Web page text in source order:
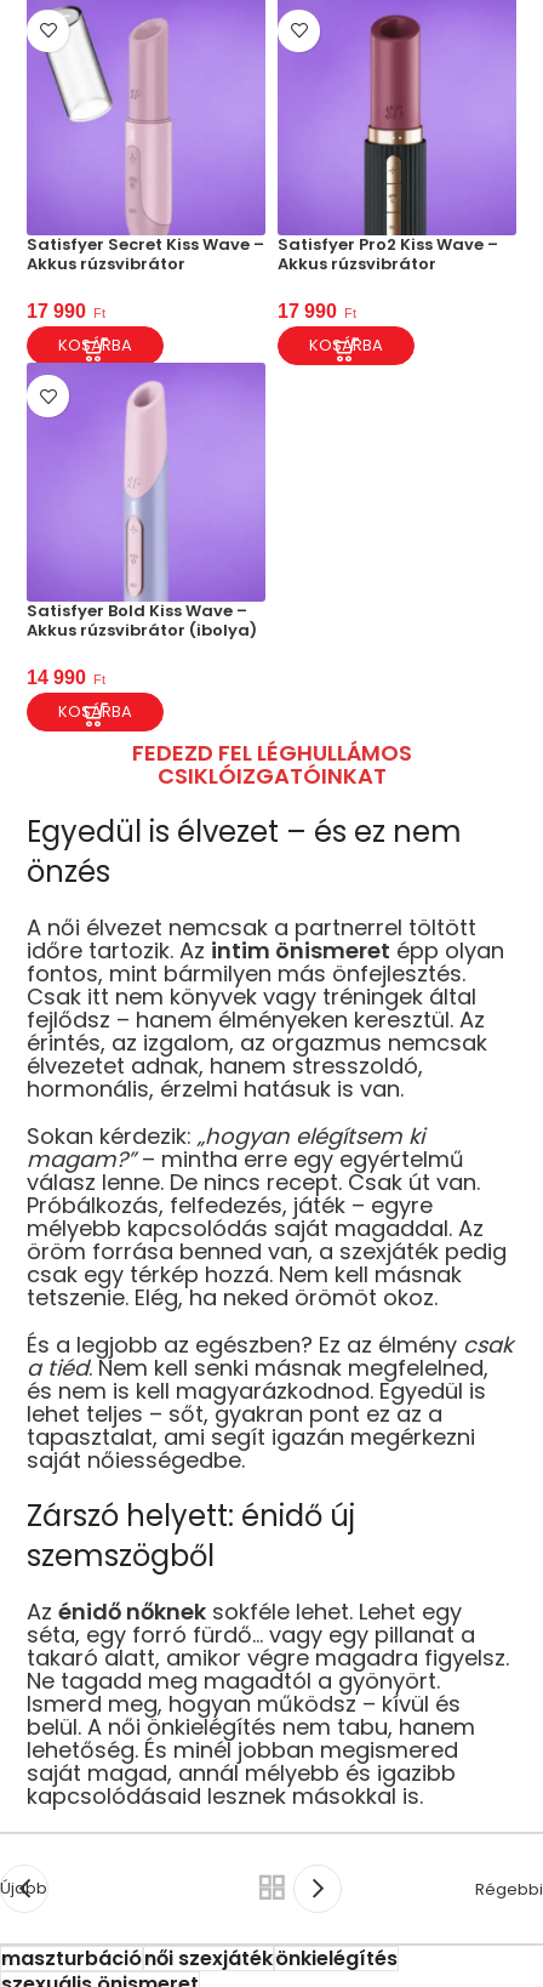
Satisfyer Secret Kiss Wave –
Akkus rúzsvibrátor
17 990 Ft
KOSÁRBA
Satisfyer Pro2 Kiss Wave –
Akkus rúzsvibrátor
17 990 Ft
KOSÁRBA
Satisfyer Bold Kiss Wave –
Akkus rúzsvibrátor (ibolya)
14 990 Ft
KOSÁRBA
FEDEZD FEL LÉGHULLÁMOS
CSIKLÓIZGATÓINKAT
Egyedül is élvezet – és ez nem
önzés
A női élvezet nemcsak a partnerrel töltött
időre tartozik. Az intim önismeret épp olyan
fontos, mint bármilyen más önfejlesztés.
Csak itt nem könyvek vagy tréningek által
fejlődsz – hanem élményeken keresztül. Az
érintés, az izgalom, az orgazmus nemcsak
élvezetet adnak, hanem stresszoldó,
hormonális, érzelmi hatásuk is van.
Sokan kérdezik:„hogyan elégítsem ki
magam?”– mintha erre egy egyértelmű
válasz lenne. De nincs recept. Csak út van.
Próbálkozás, felfedezés, játék – egyre
mélyebb kapcsolódás saját magaddal. Az
öröm forrása benned van, a szexjáték pedig
csak egy térkép hozzá. Nem kell másnak
tetszenie. Elég, ha neked örömöt okoz.
És a legjobb az egészben? Ez az élmény csak
a tiéd. Nem kell senki másnak megfelelned,
és nem is kell magyarázkodnod. Egyedül is
lehet teljes – sőt, gyakran pont ez az a
tapasztalat, ami segít igazán megérkezni
saját nőiességedbe.
Zárszó helyett: énidő új
szemszögből
Azénidő nőknek sokféle lehet. Lehet egy
séta, egy forró fürdő… vagy egy pillanat a
takaró alatt, amikor végre magadra figyelsz.
Ne tagadd meg magadtól a gyönyört.
Ismerd meg, hogyan működsz – kívül és
belül. A női önkielégítés nem tabu, hanem
lehetőség. És minél jobban megismered
saját magad, annál mélyebb és igazibb
kapcsolódásaid lesznek másokkal is.
Újabb Régebbi
maszturbációnői szexjátékönkielégítés